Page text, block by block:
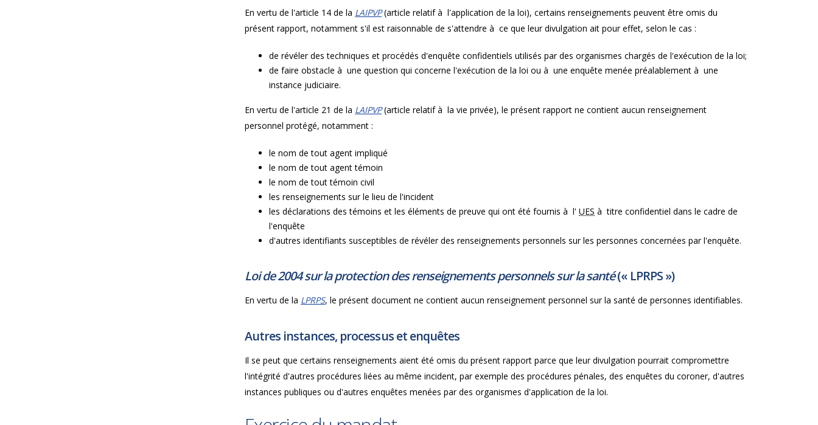
En vertu de l'article 14 de la LAIPVP(article relatif à l'application de la loi), certains renseignements peuvent être omis du
présent rapport, notamment s'il est raisonnable de s'attendre à ce que leur divulgation ait pour effet, selon le cas :
de révéler des techniques et procédés d'enquête confidentiels utilisés par des organismes chargés de l'exécution de la loi;
de faire obstacle à une question qui concerne l'exécution de la loi ou à une enquête menée préalablement à une
instance judiciaire.
En vertu de l'article 21 de la LAIPVP(article relatif à la vie privée), le présent rapport ne contient aucun renseignement
personnel protégé, notamment :
le nom de tout agent impliqué
le nom de tout agent témoin
le nom de tout témoin civil
les renseignements sur le lieu de l'incident
les déclarations des témoins et les éléments de preuve qui ont été fournis à l' UES à titre confidentiel dans le cadre de
l'enquête
d'autres identifiants susceptibles de révéler des renseignements personnels sur les personnes concernées par l'enquête.
Loi de 2004 sur la protection des renseignements personnels sur la santé(« LPRPS»)
En vertu de la LPRPS, le présent document ne contient aucun renseignement personnel sur la santé de personnes identifiables.
Autres instances, processus et enquêtes
Il se peut que certains renseignements aient été omis du présent rapport parce que leur divulgation pourrait compromettre
l'intégrité d'autres procédures liées au même incident, par exemple des procédures pénales, des enquêtes du coroner, d'autres
instances publiques ou d'autres enquêtes menées par des organismes d'application de la loi.